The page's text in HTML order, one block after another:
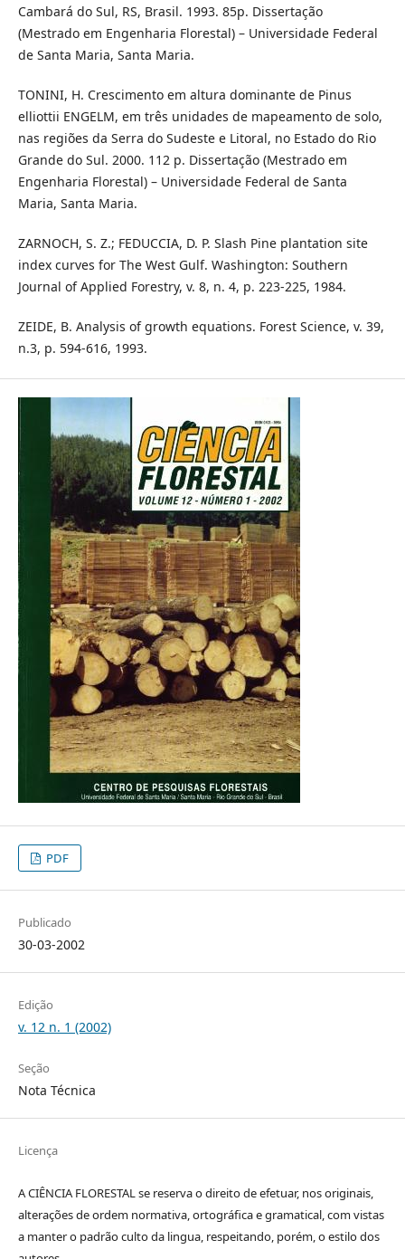
Cambará do Sul, RS, Brasil. 1993. 85p. Dissertação
(Mestrado em Engenharia Florestal) – Universidade Federal
de Santa Maria, Santa Maria.
TONINI, H. Crescimento em altura dominante de Pinus
elliottii ENGELM, em três unidades de mapeamento de solo,
nas regiões da Serra do Sudeste e Litoral, no Estado do Rio
Grande do Sul. 2000. 112 p. Dissertação (Mestrado em
Engenharia Florestal) – Universidade Federal de Santa
Maria, Santa Maria.
ZARNOCH, S. Z.; FEDUCCIA, D. P. Slash Pine plantation site
index curves for The West Gulf. Washington: Southern
Journal of Applied Forestry, v. 8, n. 4, p. 223-225, 1984.
ZEIDE, B. Analysis of growth equations. Forest Science, v. 39,
n.3, p. 594-616, 1993.
PDF
Publicado
30-03-2002
Edição
v. 12 n. 1 (2002)
Seção
Nota Técnica
Licença
A CIÊNCIA FLORESTAL se reserva o direito de efetuar, nos originais,
alterações de ordem normativa, ortográfica e gramatical, com vistas
a manter o padrão culto da lingua, respeitando, porém, o estilo dos